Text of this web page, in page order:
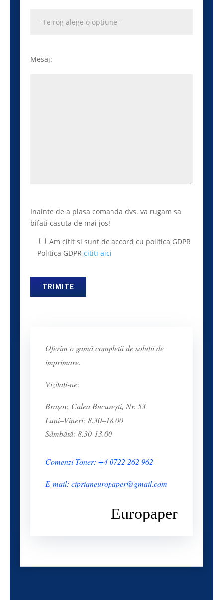
Mesaj:
Inainte de a plasa comanda dvs. va rugam sa
bifati casuta de mai jos!
Am citit si sunt de accord cu politica GDPR
Politica GDPRcititi aici
Oferim o gamă completă de soluții de
imprimare.
Vizitați-ne:
Brașov, Calea București, Nr. 53
Luni–Vineri: 8.30–18.00
Sâmbătă: 8.30-13.00
Comenzi Toner: +4 0722 262 962
E-mail: ciprianeuropaper@gmail.com
Europaper